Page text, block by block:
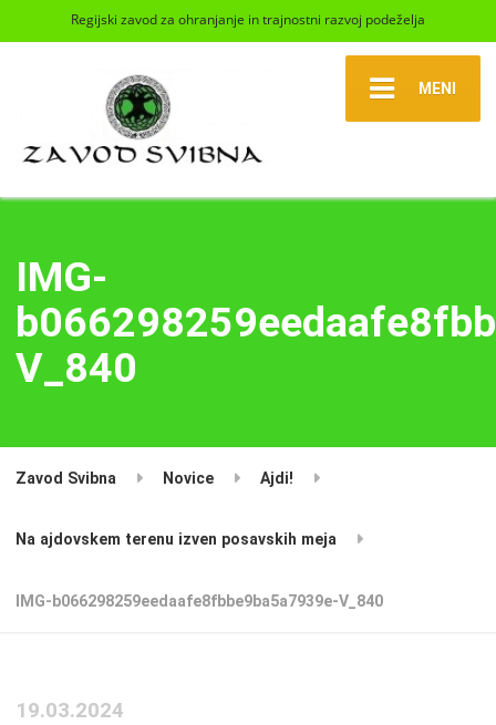
Regijski zavod za ohranjanje in trajnostni razvoj podeželja
MENI
IMG-
V_840
Zavod Svibna Novice Ajdi!
Na ajdovskem terenu izven posavskih meja
IMG-b066298259eedaafe8fbbe9ba5a7939e-V_840
19.03.2024